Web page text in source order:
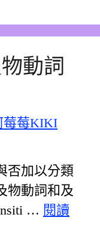
動詞
莓莓KIKI
否加以分類
物動詞和及
… 閱讀